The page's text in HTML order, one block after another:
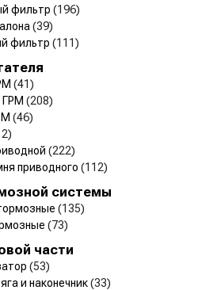
фильтр (196)
(39)
фильтр (111)
(41)
ГРМ (208)
(46)
(222)
приводного (112)
системы
(135)
(73)
части
(53)
и наконечник(33)